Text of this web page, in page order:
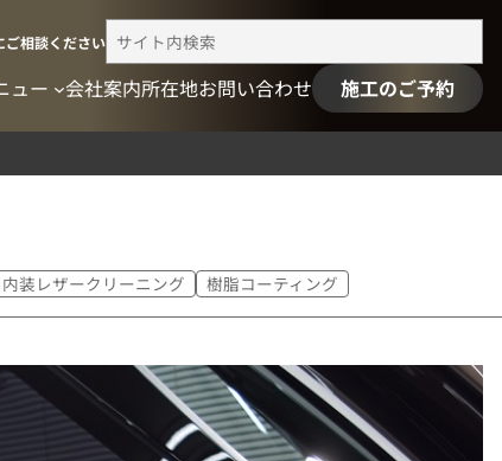
ご相談ください検
索
ュー 会社案内所在地お問い合わせ 施工のご予約
内装レザークリーニング 樹脂コーティング